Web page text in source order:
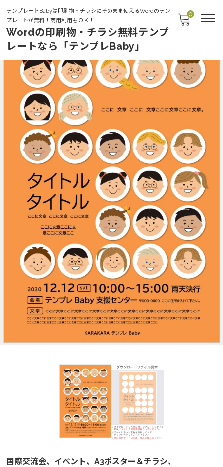
テンプレートBabyは印刷物・チラシにそのまま使えるWordのテン
プレートが無料！商用利用もＯＫ！
Wordの印刷物・チラシ無料テンプ
レートなら「テンプレBaby」
0
国際交流会、イベント、A3ポスター＆チラシ、